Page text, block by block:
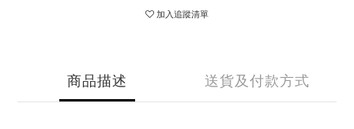
加入追蹤清單
商品描述 送貨及付款方式